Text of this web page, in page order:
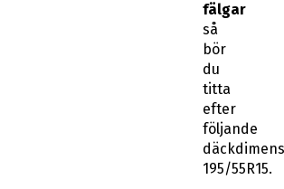
fälgar
så
bör
du
titta
efter
följande
195/55R15.